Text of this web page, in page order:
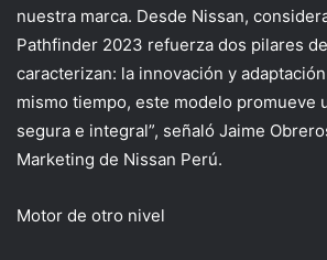
nuestra marca. Desde Nissan,
Pathfinder 2023 refuerza dos pilares de
caracterizan: la innovación y
mismo tiempo, este modelo promueve
segura e integral”, señaló Jaime
Marketing de Nissan Perú.
Motor de otro nivel